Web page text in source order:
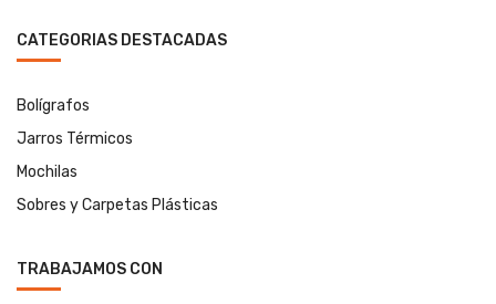
CATEGORIAS DESTACADAS
Bolígrafos
Jarros Térmicos
Mochilas
Sobres y Carpetas Plásticas
TRABAJAMOS CON